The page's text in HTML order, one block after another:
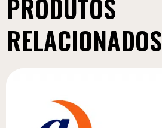
PRODUTOS
RELACIONADOS